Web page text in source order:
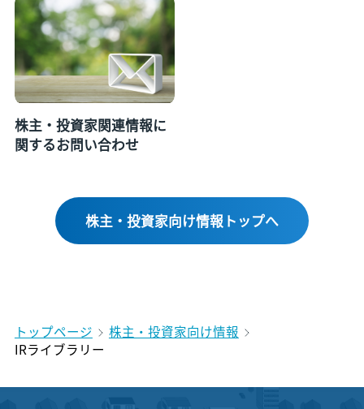
株主・投資家関連情報に
関するお問い合わせ
株主・投資家向け情報トップへ
トップページ
株主・投資家向け情報
IRライブラリー